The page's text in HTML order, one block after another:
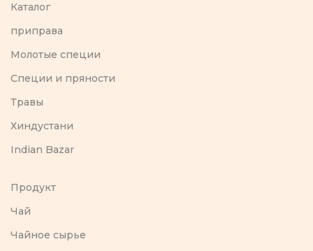
Каталог
приправа
Молотые специи
Специи и пряности
Травы
Хиндустани
Indian Bazar
Продукт
Чай
Чайное сырье